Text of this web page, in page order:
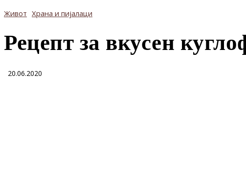
Живот Храна и пијалаци
Рецепт за вкусен
20.06.2020